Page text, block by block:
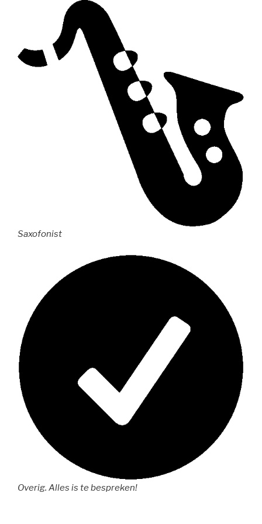
Saxofonist
Overig. Alles is te bespreken!